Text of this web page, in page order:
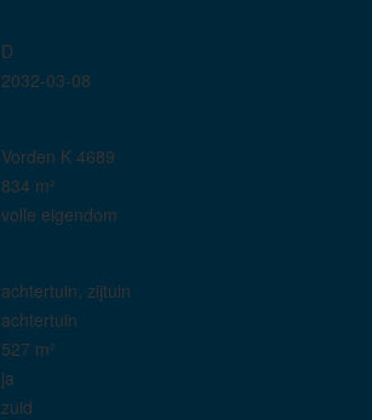
D
2032-03-08
Vorden K 4689
834 m²
volle eigendom
achtertuin, zijtuin
achtertuin
527 m²
ja
zuid